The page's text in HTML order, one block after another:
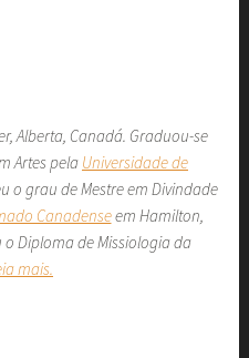
Alberta, Canadá. Graduou-se
Artes pela Universidade de
o grau de Mestre em Divindade
Canadenseem Hamilton,
o Diploma de Missiologia da
mais.